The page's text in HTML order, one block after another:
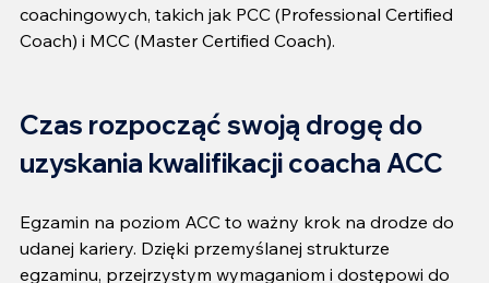
coachingowych, takich jak PCC (Professional Certified
Coach) i MCC (Master Certified Coach).
Czas rozpocząć swoją drogę do
uzyskania kwalifikacji coacha ACC
Egzamin na poziom ACC to ważny krok na drodze do
udanej kariery. Dzięki przemyślanej strukturze
egzaminu, przejrzystym wymaganiom i dostępowi do